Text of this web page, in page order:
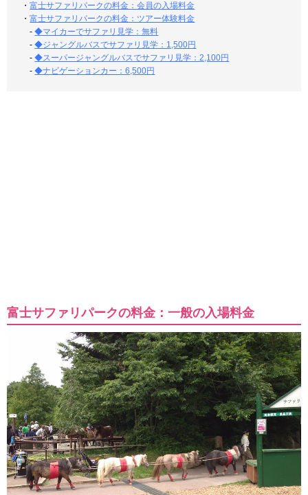
・富士サファリパークの料金：会員の入場料金
・富士サファリパークの料金：ツアー体験料金
-◆マイカーでサファリ見学：無料
-◆ジャングルバスでサファリ見学：1,500円
-◆スーパージャングルバスでサファリ見学：2,100円
-◆ナビゲーションカー：6,500円
富士サファリパークの料金：一般の入場料金